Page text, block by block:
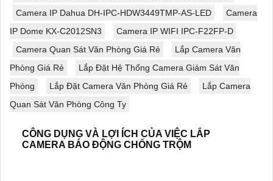
Camera IP Dahua DH-IPC-HDW3449TMP-AS-LED
Camera
IP Dome KX-C2012SN3
Camera IP WIFI IPC-F22FP-D
Camera Quan Sát Văn Phòng Giá Rẻ
Lắp Camera Văn
Phòng Giá Rẻ
Lắp Đặt Hệ Thống Camera Giám Sát Văn
Phòng
Lắp Đặt Camera Văn Phòng Giá Rẻ
Lắp Camera
Quan Sát Văn Phòng Công Ty
CÔNG DỤNG VÀ LỢI ÍCH CỦA VIỆC LẮP
CAMERA BÁO ĐỘNG CHỐNG TRỘM